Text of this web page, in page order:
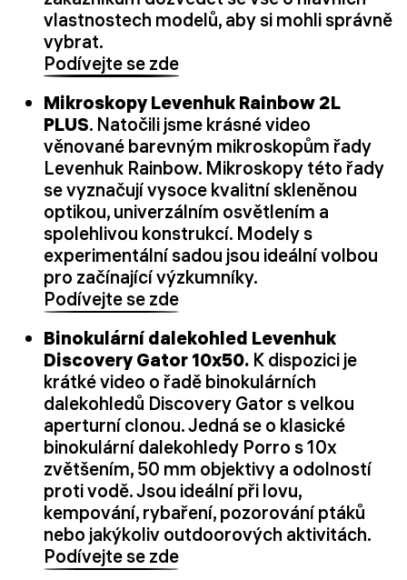
vlastnostech modelů, aby si mohli správně
vybrat.
Podívejte se zde
Mikroskopy Levenhuk Rainbow 2L
PLUS. Natočili jsme krásné video
věnované barevným mikroskopům řady
Levenhuk Rainbow. Mikroskopy této řady
se vyznačují vysoce kvalitní skleněnou
optikou, univerzálním osvětlením a
spolehlivou konstrukcí. Modely s
experimentální sadou jsou ideální volbou
pro začínající výzkumníky.
Podívejte se zde
Binokulární dalekohled Levenhuk
Discovery Gator 10x50. K dispozici je
krátké video o řadě binokulárních
dalekohledů Discovery Gator s velkou
aperturní clonou. Jedná se o klasické
binokulární dalekohledy Porro s 10x
zvětšením, 50 mm objektivy a odolností
proti vodě. Jsou ideální při lovu,
kempování, rybaření, pozorování ptáků
nebo jakýkoliv outdoorových aktivitách.
Podívejte se zde